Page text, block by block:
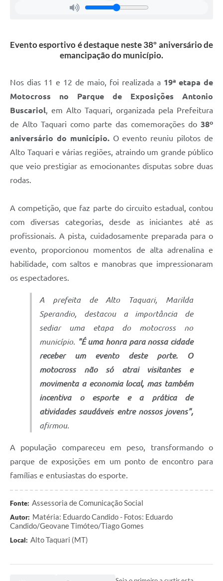
Evento esportivo é destaque neste 38º aniversário de
emancipação do município.
Nos dias 11 e 12 de maio, foi realizada a 19ª etapa de
Motocross no Parque de Exposições Antonio
Buscariol , em Alto Taquari, organizada pela Prefeitura
de Alto Taquari como parte das comemorações do 38º
aniversário do município. O evento reuniu pilotos de
Alto Taquari e várias regiões, atraindo um grande público
que veio prestigiar as emocionantes disputas sobre duas
rodas.
A competição, que faz parte do circuito estadual, contou
com diversas categorias, desde as iniciantes até as
profissionais. A pista, cuidadosamente preparada para o
evento, proporcionou momentos de alta adrenalina e
habilidade, com saltos e manobras que impressionaram
os espectadores.
A prefeita de Alto Taquari, Marilda
Sperandio, destacou a importância de
sediar uma etapa do motocross no
município.
"É uma honra para nossa cidade
receber um evento deste porte. O
motocross não só atrai visitantes e
movimenta a economia local, mas também
incentiva o esporte e a prática de
atividades saudáveis entre nossos jovens",
afirmou.
A população compareceu em peso, transformando o
parque de exposições em um ponto de encontro para
famílias e entusiastas do esporte.
Fonte: Assessoria de Comunicação Social
Autor: Matéria: Eduardo Candido - Fotos: Eduardo
Candido/Geovane Timóteo/Tiago Gomes
Local: Alto Taquari (MT)